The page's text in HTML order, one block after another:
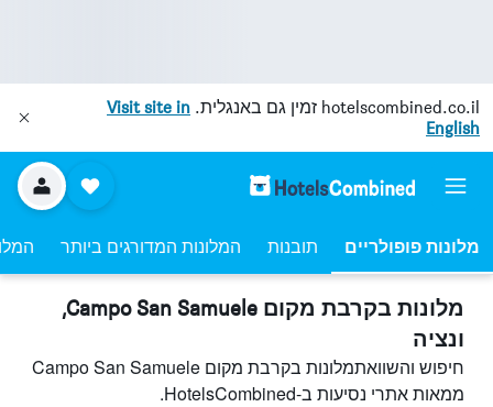
hotelscombined.co.il זמין גם באנגלית. Visit site in
English
מלונות פופולריים תובנות המלונות המדורגים ביותר
מלונות בקרבת מקום Campo San Samuele,
ונציה
חיפוש והשוואתמלונות בקרבת מקום Campo San Samuele
ממאות אתרי נסיעות ב-HotelsCombined.